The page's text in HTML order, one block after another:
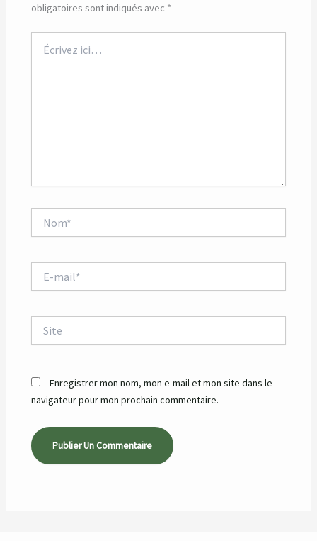
obligatoires sont indiqués avec *
ici…
mail*
Enregistrer mon nom, mon e-mail et mon site dans le
navigateur pour mon prochain commentaire.